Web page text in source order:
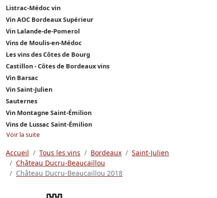
Listrac-Médoc vin
Vin AOC Bordeaux Supérieur
Vin Lalande-de-Pomerol
Vins de Moulis-en-Médoc
Les vins des Côtes de Bourg
Castillon - Côtes de Bordeaux vins
Vin Barsac
Vin Saint-Julien
Sauternes
Vin Montagne Saint-Émilion
Vins de Lussac Saint-Émilion
Voir la suite
Accueil Tous les vins Bordeaux
Saint-Julien
Château Ducru-Beaucaillou
Château Ducru-Beaucaillou 2018